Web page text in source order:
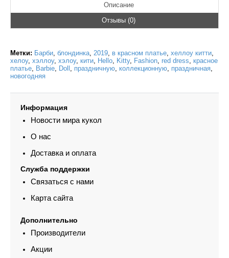
Описание
Отзывы (0)
Метки: Барби блондинка 2019 в красном платье хеллоу китти
хелоу, хэллоу, хэлоу, кити Hello Kitty, Fashion red dress красное
платье Barbie Doll праздничную коллекционную праздничная
новогодняя
Информация
Новости мира кукол
О нас
Доставка и оплата
Служба поддержки
Связаться с нами
Карта сайта
Дополнительно
Производители
Акции